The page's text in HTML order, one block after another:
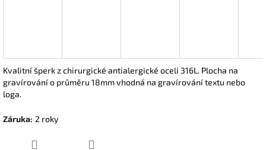
Kvalitní šperk z chirurgické antialergické oceli 316L. Plocha na
gravírování o průměru 18mm vhodná na gravírování textu nebo
loga.
Záruka: 2 roky